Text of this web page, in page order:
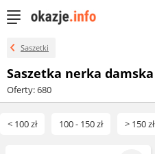
Saszetki
Saszetka nerka damska
Oferty: 680
< 100 zł 100 - 150 zł > 150 zł